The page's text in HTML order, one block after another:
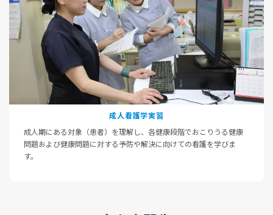
成人看護学実習
成人期にある対象（患者）を理解し、各健康段階でおこりうる健康
問題および健康問題に対する予防や解決に向けての看護を学びま
す。